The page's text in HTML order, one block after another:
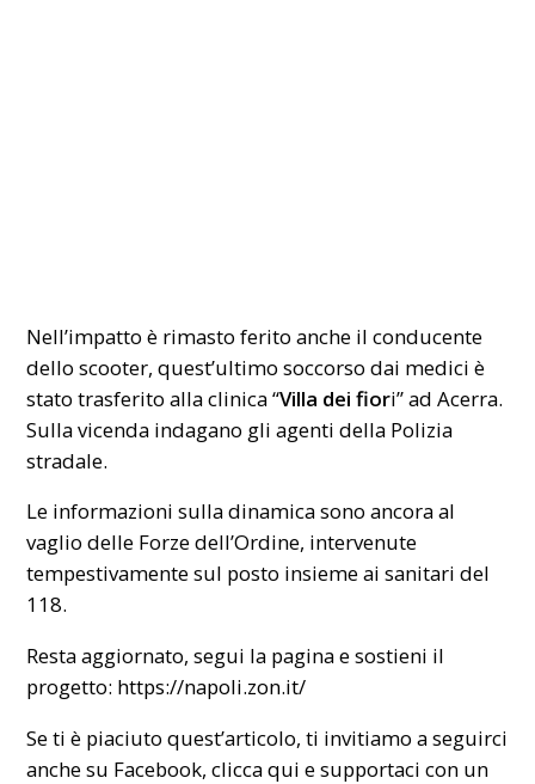
Nell’impatto è rimasto ferito anche il conducente
dello scooter, quest’ultimo soccorso dai medici è
stato trasferito alla clinica “Villa dei fiori” ad Acerra.
Sulla vicenda indagano gli agenti della Polizia
stradale.
Le informazioni sulla dinamica sono ancora al
vaglio delle Forze dell’Ordine, intervenute
tempestivamente sul posto insieme ai sanitari del
118.
Resta aggiornato, segui la pagina e sostieni il
progetto: https://napoli.zon.it/
Se ti è piaciuto quest’articolo, ti invitiamo a seguirci
anche su Facebook,clicca qui e supportaci con un